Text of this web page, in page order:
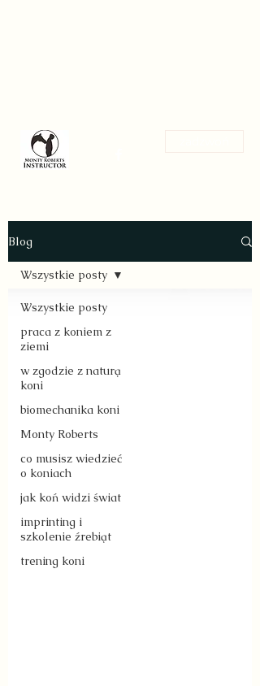
Blog
Wszystkie posty
praca z koniem z
ziemi
w zgodzie z naturą
koni
biomechanika koni
Monty Roberts
co musisz wiedzieć
o koniach
jak koń widzi świat
imprinting i
szkolenie źrebiąt
trening koni
Wszystkie posty